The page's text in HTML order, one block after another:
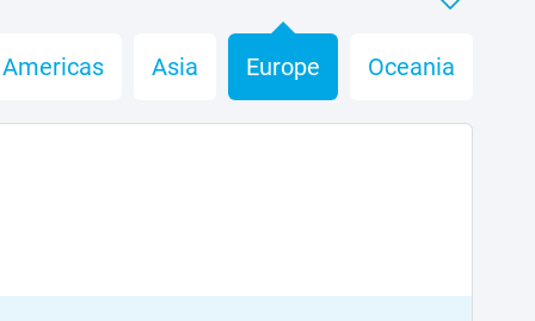
Americas Asia Europe Oceania